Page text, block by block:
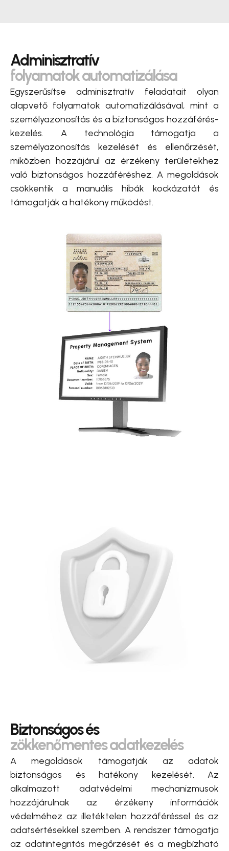
Adminisztratív
folyamatok automatizálása
Egyszerűsítse adminisztratív feladatait olyan
alapvető folyamatok automatizálásával, mint a
személyazonosítás és a biztonságos hozzáférés-
kezelés. A technológia támogatja a
személyazonosítás kezelését és ellenőrzését,
miközben hozzájárul az érzékeny területekhez
való biztonságos hozzáféréshez. A megoldások
csökkentik a manuális hibák kockázatát és
támogatják a hatékony működést.
Biztonságos és
zökkenőmentes adatkezelés
A megoldások támogatják az adatok
biztonságos és hatékony kezelését. Az
alkalmazott adatvédelmi mechanizmusok
hozzájárulnak az érzékeny információk
védelméhez az illetéktelen hozzáféréssel és az
adatsértésekkel szemben. A rendszer támogatja
az adatintegritás megőrzését és a megbízható